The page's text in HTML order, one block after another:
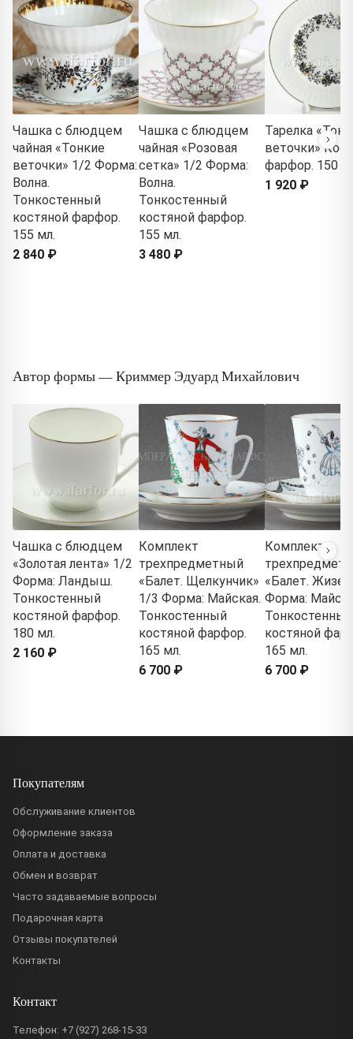
Чашка с блюдцем
чайная «Тонкие
веточки» 1/2 Форма:
Волна.
Тонкостенный
костяной фарфор.
155 мл.
2 840 ₽
Чашка с блюдцем
чайная «Розовая
сетка» 1/2 Форма:
Волна.
Тонкостенный
костяной фарфор.
155 мл.
3 480 ₽
Тарелка
веточки»
фарфор. 150
1 920 ₽
Автор формы — Криммер Эдуард Михайлович
Чашка с блюдцем
«Золотая лента» 1/2
Форма: Ландыш.
Тонкостенный
костяной фарфор.
180 мл.
2 160 ₽
Комплект
трехпредметный
«Балет. Щелкунчик»
1/3 Форма: Майская.
Тонкостенный
костяной фарфор.
165 мл.
6 700 ₽
Комплект
«Балет.
Форма:
Тонкостенный
костяной
165 мл.
6 700 ₽
Покупателям
Обслуживание клиентов
Оформление заказа
Оплата и доставка
Обмен и возврат
Часто задаваемые вопросы
Подарочная карта
Отзывы покупателей
Контакты
Контакт
Телефон: +7 (927) 268-15-33